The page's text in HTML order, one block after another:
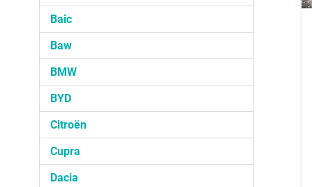
Baic
Baw
BMW
BYD
Citroën
Cupra
Dacia